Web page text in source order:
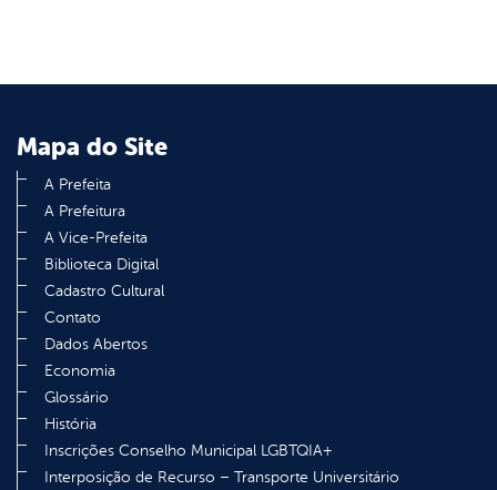
Mapa do Site
A Prefeita
A Prefeitura
A Vice-Prefeita
Biblioteca Digital
Cadastro Cultural
Contato
Dados Abertos
Economia
Glossário
História
Inscrições Conselho Municipal LGBTQIA+
Interposição de Recurso – Transporte Universitário